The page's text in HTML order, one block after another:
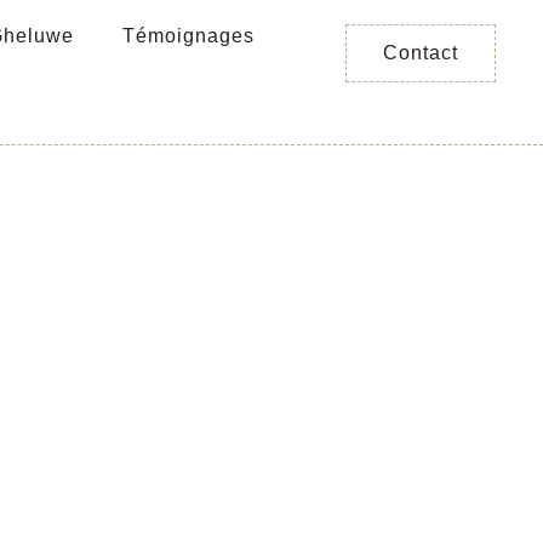
Témoignages
Contact